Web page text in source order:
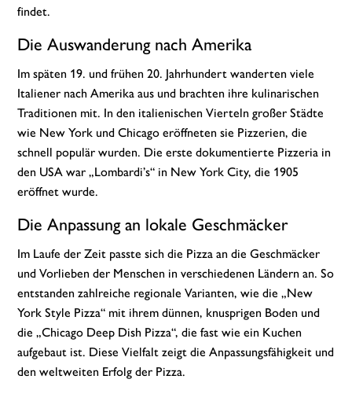
findet.
Die Auswanderung nach Amerika
Im späten 19. und frühen 20. Jahrhundert wanderten viele
Italiener nach Amerika aus und brachten ihre kulinarischen
Traditionen mit. In den italienischen Vierteln großer Städte
wie New York und Chicago eröffneten sie Pizzerien, die
schnell populär wurden. Die erste dokumentierte Pizzeria in
den USA war „Lombardi’s“ in New York City, die 1905
eröffnet wurde.
Die Anpassung an lokale Geschmäcker
Im Laufe der Zeit passte sich die Pizza an die Geschmäcker
und Vorlieben der Menschen in verschiedenen Ländern an. So
entstanden zahlreiche regionale Varianten, wie die „New
York Style Pizza“ mit ihrem dünnen, knusprigen Boden und
die „Chicago Deep Dish Pizza“, die fast wie ein Kuchen
aufgebaut ist. Diese Vielfalt zeigt die Anpassungsfähigkeit und
den weltweiten Erfolg der Pizza.